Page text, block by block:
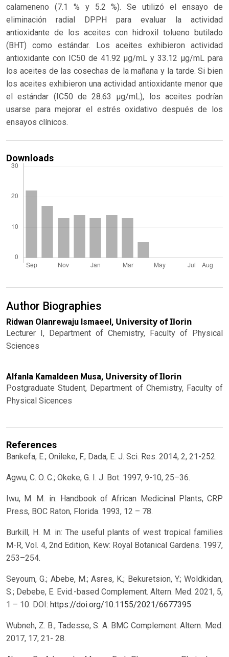
calameneno (7.1 % y 5.2 %). Se utilizó el ensayo de
eliminación radial DPPH para evaluar la actividad
antioxidante de los aceites con hidroxil tolueno butilado
(BHT) como estándar. Los aceites exhibieron actividad
antioxidante con IC50 de 41.92 μg/mL y 33.12 μg/mL para
los aceites de las cosechas de la mañana y la tarde. Si bien
los aceites exhibieron una actividad antioxidante menor que
el estándar (IC50 de 28.63 μg/mL), los aceites podrían
usarse para mejorar el estrés oxidativo después de los
ensayos clínicos.
Downloads
Author Biographies
Ridwan Olanrewaju Ismaeel, University of Ilorin
Lecturer I, Department of Chemistry, Faculty of Physical
Sciences
Alfanla Kamaldeen Musa, University of Ilorin
Postgraduate Student, Department of Chemistry, Faculty of
Physical Sicences
References
Bankefa, E.; Onileke, F.; Dada, E. J. Sci. Res. 2014, 2, 21-252.
Agwu, C. O. C.; Okeke, G. I. J. Bot. 1997, 9-10, 25–36.
Iwu, M. M. in: Handbook of African Medicinal Plants, CRP
Press, BOC Raton, Florida. 1993, 12 – 78.
Burkill, H. M. in: The useful plants of west tropical families
M-R, Vol. 4, 2nd Edition, Kew: Royal Botanical Gardens. 1997,
253–254.
Seyoum, G.; Abebe, M.; Asres, K.; Bekuretsion, Y.; Woldkidan,
S.; Debebe, E. Evid.-based Complement. Altern. Med. 2021, 5,
1 – 10. DOI: https://doi.org/10.1155/2021/6677395
Wubneh, Z. B., Tadesse, S. A. BMC Complement. Altern. Med.
2017, 17, 21- 28.